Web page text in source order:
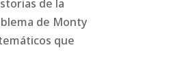
de la
de Monty
que